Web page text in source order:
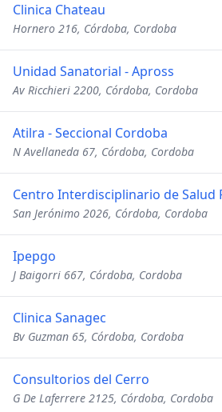
Clinica Chateau
Hornero 216, Córdoba, Cordoba
Unidad Sanatorial - Apross
Av Ricchieri 2200, Córdoba, Cordoba
Atilra - Seccional Cordoba
N Avellaneda 67, Córdoba, Cordoba
San Jerónimo 2026, Córdoba, Cordoba
Ipepgo
J Baigorri 667, Córdoba, Cordoba
Clinica Sanagec
Bv Guzman 65, Córdoba, Cordoba
Consultorios del Cerro
G De Laferrere 2125, Córdoba, Cordoba